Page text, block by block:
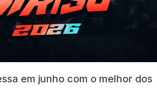
em junho com o melhor dos